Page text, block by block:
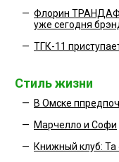
— Флорин
уже сегодня
— ТГК-11
Стиль жизни
— В Омске
— Марчелло и Софи
— Книжный клуб: